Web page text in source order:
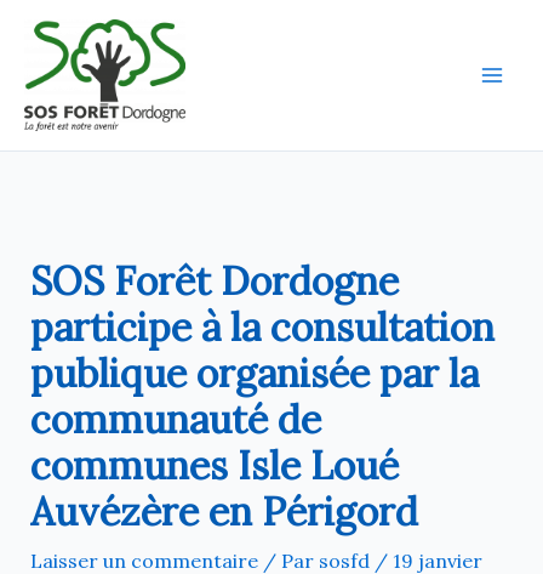
contenu
SOS Forêt Dordogne
participe à la consultation
publique organisée par la
communauté de
communes Isle Loué
Auvézère en Périgord
Laisser un commentaire / Par sosfd / 19 janvier